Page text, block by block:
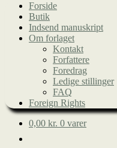
Forside
Butik
Indsend manuskript
Om forlaget
Kontakt
Forfattere
Foredrag
Ledige stillinger
FAQ
Foreign Rights
0,00 kr. 0 varer